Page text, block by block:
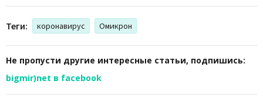
Теги: коронавирус Омикрон
Не пропусти другие интересные статьи, подпишись:
bigmir)net в facebook